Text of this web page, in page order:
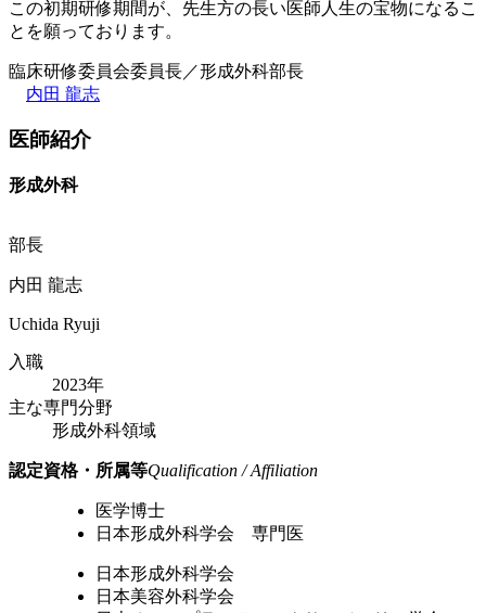
この初期研修期間が、先生方の長い医師人生の宝物になるこ
とを願っております。
臨床研修委員会委員長／形成外科部長
内田 龍志
医師紹介
形成外科
部長
内田 龍志
Uchida Ryuji
入職
2023年
主な専門分野
形成外科領域
認定資格・所属等Qualification / Affiliation
医学博士
日本形成外科学会 専門医
日本形成外科学会
日本美容外科学会